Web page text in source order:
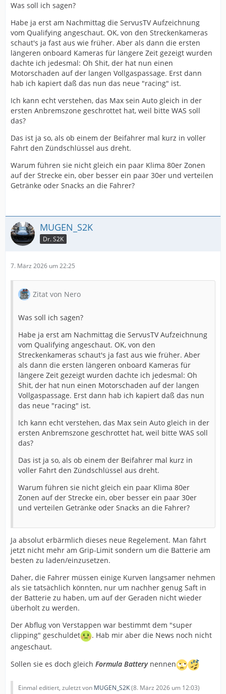
Was soll ich sagen?
Habe ja erst am Nachmittag die ServusTV Aufzeichnung
vom Qualifying angeschaut. OK, von den Streckenkameras
schaut's ja fast aus wie früher. Aber als dann die ersten
längeren onboard Kameras für längere Zeit gezeigt wurden
dachte ich jedesmal: Oh Shit, der hat nun einen
Motorschaden auf der langen Vollgaspassage. Erst dann
hab ich kapiert daß das nun das neue "racing" ist.
Ich kann echt verstehen, das Max sein Auto gleich in der
ersten Anbremszone geschrottet hat, weil bitte WAS soll
das?
Das ist ja so, als ob einem der Beifahrer mal kurz in voller
Fahrt den Zündschlüssel aus dreht.
Warum führen sie nicht gleich ein paar Klima 80er Zonen
auf der Strecke ein, ober besser ein paar 30er und verteilen
Getränke oder Snacks an die Fahrer?
MUGEN_S2K
Dr. S2K
7. März 2026 um 22:25
Zitat von Nero
Was soll ich sagen?
Habe ja erst am Nachmittag die ServusTV Aufzeichnung
vom Qualifying angeschaut. OK, von den
Streckenkameras schaut's ja fast aus wie früher. Aber
als dann die ersten längeren onboard Kameras für
längere Zeit gezeigt wurden dachte ich jedesmal: Oh
Shit, der hat nun einen Motorschaden auf der langen
Vollgaspassage. Erst dann hab ich kapiert daß das nun
das neue "racing" ist.
Ich kann echt verstehen, das Max sein Auto gleich in der
ersten Anbremszone geschrottet hat, weil bitte WAS soll
das?
Das ist ja so, als ob einem der Beifahrer mal kurz in
voller Fahrt den Zündschlüssel aus dreht.
Warum führen sie nicht gleich ein paar Klima 80er
Zonen auf der Strecke ein, ober besser ein paar 30er
und verteilen Getränke oder Snacks an die Fahrer?
Ja absolut erbärmlich dieses neue Regelement. Man fährt
jetzt nicht mehr am Grip-Limit sondern um die Batterie am
besten zu laden/einzusetzen.
Daher, die Fahrer müssen einige Kurven langsamer nehmen
als sie tatsächlich könnten, nur um nachher genug Saft in
der Batterie zu haben, um auf der Geraden nicht wieder
überholt zu werden.
Der Abflug von Verstappen war bestimmt dem "super
clipping" geschuldet
. Hab mir aber die News noch nicht
angeschaut.
Sollen sie es doch gleich Formula Batterynennen
Einmal editiert, zuletzt von MUGEN_S2K(8. März 2026 um 12:03)